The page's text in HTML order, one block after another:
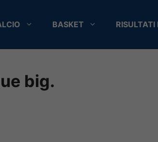
BASKET RISULTATI
big.